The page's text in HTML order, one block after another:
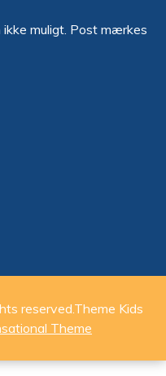
muligt. Post mærkes
reserved.Theme Kids
Theme